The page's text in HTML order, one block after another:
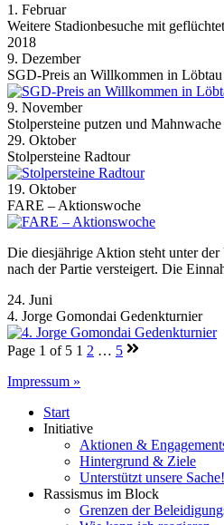
1. Februar
Weitere Stadionbesuche mit
2018
9. Dezember
SGD-Preis an Willkommen in Löbtau
9. November
Stolpersteine putzen und Mahnwache
29. Oktober
Stolpersteine Radtour
19. Oktober
FARE – Aktionswoche
Die diesjährige Aktion steht unter
nach der Partie versteigert. Die
24. Juni
4. Jorge Gomondai Gedenkturnier
Page 1 of 5 1 2 … 5
Impressum »
Start
Initiative
Aktionen &
Hintergrund & Ziele
Unterstützt unsere Sache!
Rassismus im Block
Grenzen der